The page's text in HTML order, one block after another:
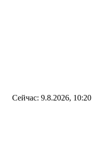
Сейчас: 9.8.2026, 10:20